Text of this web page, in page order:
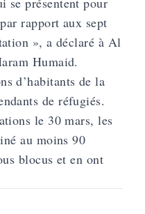
rapport aux sept
», a déclaré à Al
Humaid.
d’habitants de la
de réfugiés.
le 30 mars, les
au moins 90
blocus et en ont